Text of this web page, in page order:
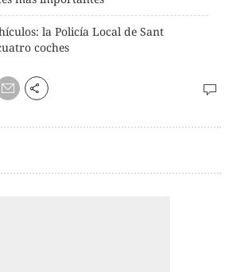
la Policía Local de Sant
coches